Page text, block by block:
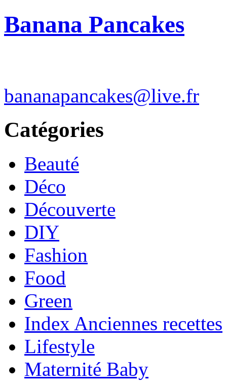
Banana Pancakes
bananapancakes@live.fr
Catégories
Beauté
Déco
Découverte
DIY
Fashion
Food
Green
Index Anciennes recettes
Lifestyle
Maternité Baby